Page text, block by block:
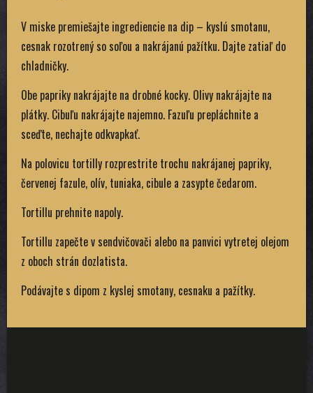
V miske premiešajte ingrediencie na dip – kyslú smotanu,
cesnak rozotrený so soľou a nakrájanú pažítku. Dajte zatiaľ do
chladničky.
Obe papriky nakrájajte na drobné kocky. Olivy nakrájajte na
plátky. Cibuľu nakrájajte najemno. Fazuľu prepláchnite a
sceďte, nechajte odkvapkať.
Na polovicu tortilly rozprestrite trochu nakrájanej papriky,
červenej fazule, olív, tuniaka, cibule a zasypte čedarom.
Tortillu prehnite napoly.
Tortillu zapečte v sendvičovači alebo na panvici vytretej olejom
z oboch strán dozlatista.
Podávajte s dipom z kyslej smotany, cesnaku a pažítky.